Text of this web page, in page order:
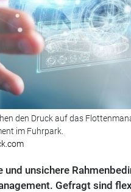
den Druck auf das
im Fuhrpark.
und unsichere
Gefragt sind